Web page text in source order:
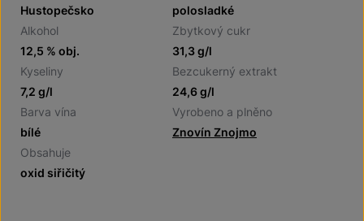
Hustopečsko
polosladké
Alkohol
12,5 % obj.
Zbytkový cukr
31,3 g/l
Kyseliny
7,2 g/l
Bezcukerný extrakt
24,6 g/l
Barva vína
bílé
Vyrobeno a plněno
Znovín Znojmo
Obsahuje
oxid siřičitý